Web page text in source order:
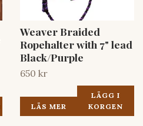
Weaver Braided
Ropehalter with 7" lead
Black/Purple
650 kr
LÄS MER
LÄGG I
KORGEN